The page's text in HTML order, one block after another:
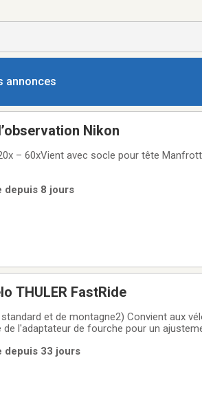
annonces
Nikon
depuis 8 jours
THULER FastRide
et de montagne2) Convient aux
l'adaptateur de fourche pour un
depuis 33 jours